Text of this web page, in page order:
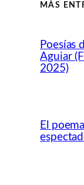
MÁS
Poesías
Aguiar
2025)
El